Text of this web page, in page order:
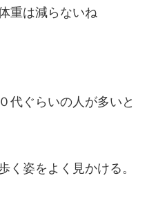
重は減らないね
代ぐらいの人が多いと
く姿をよく見かける。